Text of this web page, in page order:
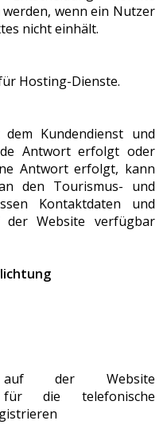
wenn ein Nutzer
nicht einhält.
Hosting-Dienste.
Kundendienst und
Antwort erfolgt oder
Antwort erfolgt, kann
den Tourismus- und
Kontaktdaten und
der Website verfügbar
der Website
für die telefonische